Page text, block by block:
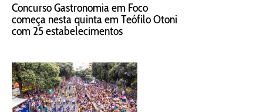
Concurso Gastronomia em Foco
começa nesta quinta em Teófilo Otoni
com 25 estabelecimentos